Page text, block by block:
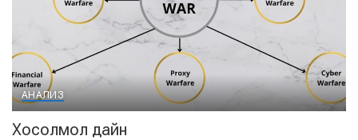
АНАЛИЗ
Хосолмол дайн